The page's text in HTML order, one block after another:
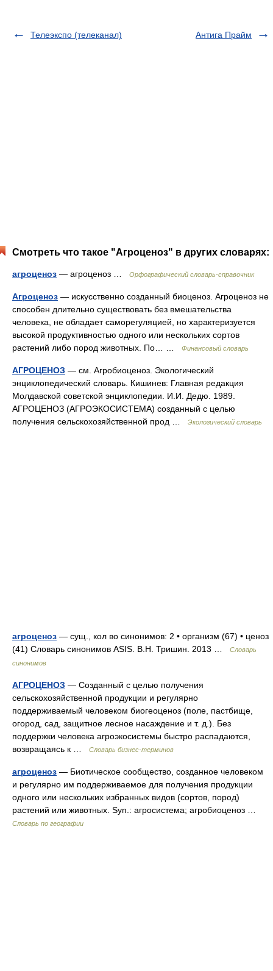
Телеэкспо (телеканал) Антига Прайм
Смотреть что такое "Агроценоз" в других словарях:
агроценоз — агроценоз … Орфографический словарь-справочник
Агроценоз — искусственно созданный биоценоз. Агроценоз не
способен длительно существовать без вмешательства
человека, не обладает саморегуляцией, но характеризуется
высокой продуктивностью одного или нескольких сортов
растений либо пород животных. По… …
Финансовый словарь
АГРОЦЕНОЗ — см. Агробиоценоз. Экологический
энциклопедический словарь. Кишинев: Главная редакция
Молдавской советской энциклопедии. И.И. Дедю. 1989.
АГРОЦЕНОЗ (АГРОЭКОСИСТЕМА) созданный с целью
получения сельскохозяйственной прод …
Экологический словарь
агроценоз — сущ., кол во синонимов: 2 • организм (67) • ценоз
(41) Словарь синонимов ASIS. В.Н. Тришин. 2013 …
Словарь
синонимов
АГРОЦЕНОЗ — Созданный с целью получения
сельскохозяйственной продукции и регулярно
поддерживаемый человеком биогеоценоз (поле, пастбище,
огород, сад, защитное лесное насаждение и т. д.). Без
поддержки человека агроэкосистемы быстро распадаются,
возвращаясь к …
Словарь бизнес-терминов
агроценоз — Биотическое сообщество, созданное человеком
и регулярно им поддерживаемое для получения продукции
одного или нескольких избранных видов (сортов, пород)
растений или животных. Syn.: агросистема; агробиоценоз …
Словарь по географии